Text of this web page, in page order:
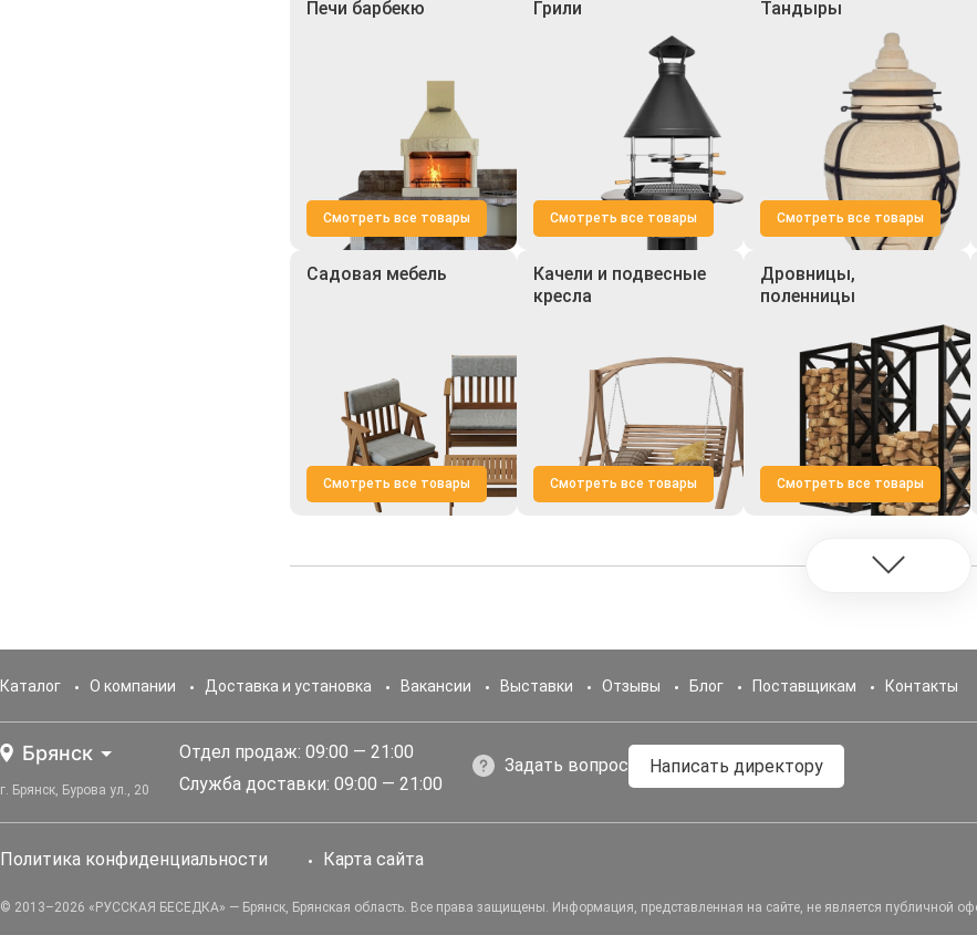
Печи барбекю
Смотреть все товары
Грили
Смотреть все товары
Тандыры
Смотреть все товары
Садовая мебель
Смотреть все товары
Качели и подвесные
кресла
Смотреть все товары
Дровницы,
поленницы
Смотреть все товары
Каталог О компании Доставка и установка Вакансии Выставки Отзывы Блог Поставщикам Контакты
Брянск
г. Брянск, Бурова ул., 20
Отдел продаж: 09:00 — 21:00
Служба доставки: 09:00 — 21:00
Задать вопрос Написать директору
Политика конфиденциальности Карта сайта
© 2013–2026 «РУССКАЯ БЕСЕДКА» — Брянск, Брянская область. Все права защищены. Информация, представленная на сайте, не является публичной